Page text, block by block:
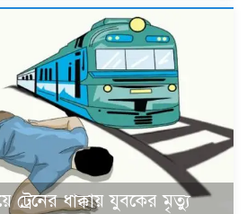
ট্রেনের ধাক্কায় যুবকের মৃত্যু